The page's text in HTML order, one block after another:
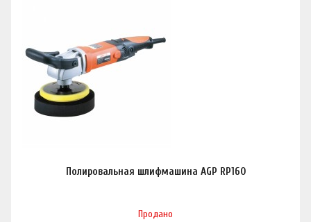
Полировальная шлифмашина AGP RP160
Продано